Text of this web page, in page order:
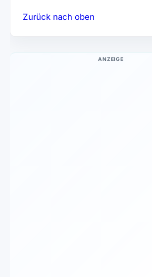
Zurück nach oben
ANZEIGE